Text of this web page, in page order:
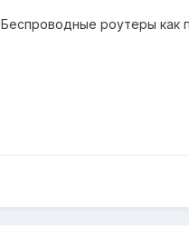
роутеры как